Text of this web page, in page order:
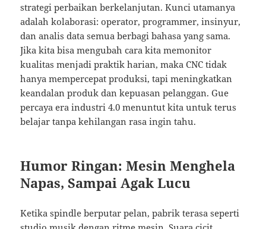
strategi perbaikan berkelanjutan. Kunci utamanya
adalah kolaborasi: operator, programmer, insinyur,
dan analis data semua berbagi bahasa yang sama.
Jika kita bisa mengubah cara kita memonitor
kualitas menjadi praktik harian, maka CNC tidak
hanya mempercepat produksi, tapi meningkatkan
keandalan produk dan kepuasan pelanggan. Gue
percaya era industri 4.0 menuntut kita untuk terus
belajar tanpa kehilangan rasa ingin tahu.
Humor Ringan: Mesin Menghela
Napas, Sampai Agak Lucu
Ketika spindle berputar pelan, pabrik terasa seperti